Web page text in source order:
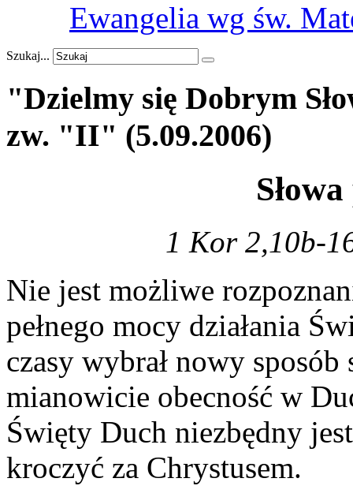
Ewangelia wg św.
Szukaj...
"Dzielmy się Dobrym
zw. "II" (5.09.2006)
1 Kor 2,10b-
Nie jest możliwe
pełnego mocy działania
czasy wybrał nowy
mianowicie obecność w
Święty Duch niezbędny
kroczyć za Chrystusem.